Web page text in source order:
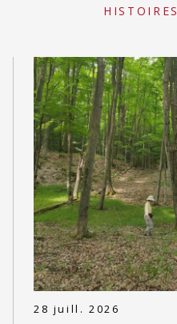
HISTOIRES
28 juill. 2026